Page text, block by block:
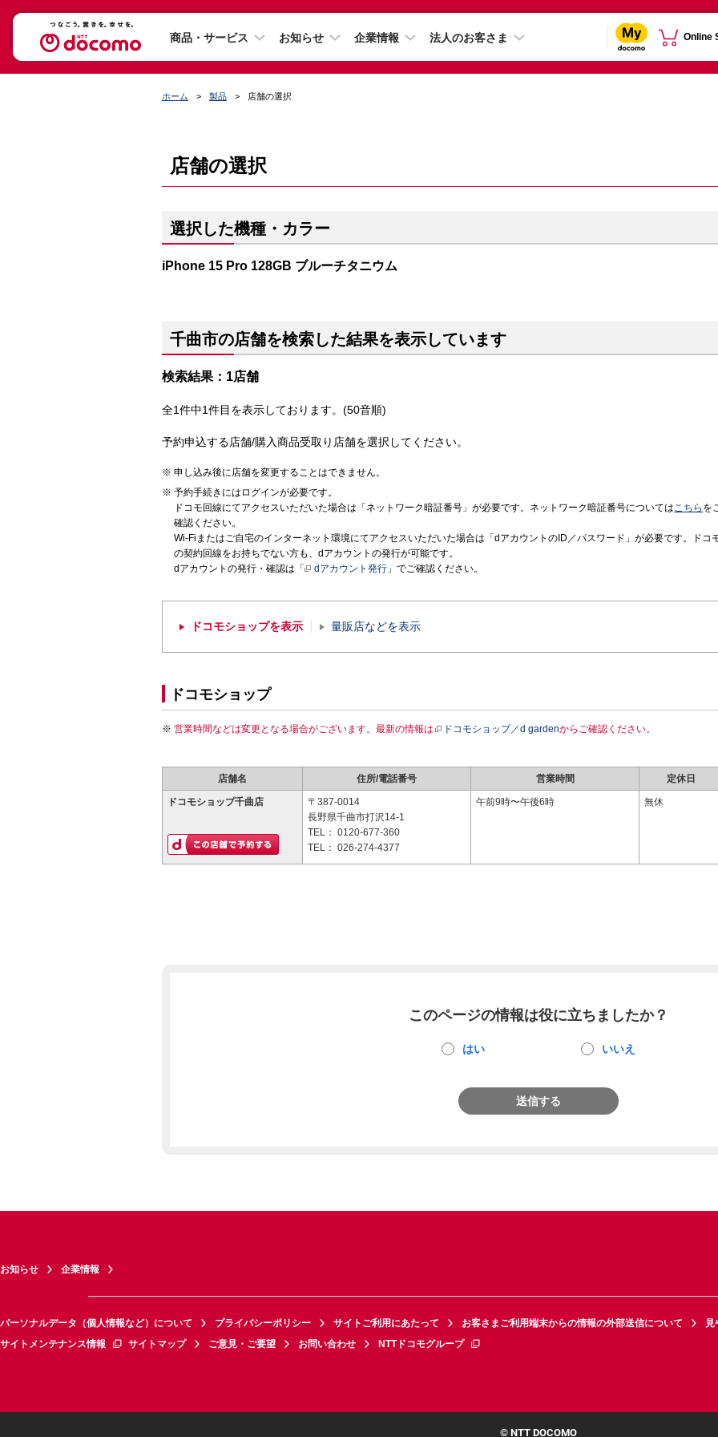
商品・サービス お知らせ 企業情報 法人のお客さま Online
ホーム 製品 店舗の選択
店舗の選択
選択した機種・カラー
iPhone 15 Pro 128GB ブルーチタニウム
千曲市の店舗を検索した結果を表示しています
検索結果：1店舗
全1件中1件目を表示しております。(50音順)
予約申込する店舗/購入商品受取り店舗を選択してください。
申し込み後に店舗を変更することはできません。
予約手続きにはログインが必要です。
ドコモ回線にてアクセスいただいた場合は「ネットワーク暗証番号」が必要です。ネットワーク暗証番号についてはこちら を
確認ください。
Wi-Fiまたはご自宅のインターネット環境にてアクセスいただいた場合は「dアカウントのID／パスワード」が必要です。ドコ
の契約回線をお持ちでない方も、dアカウントの発行が可能です。
dアカウントの発行・確認は「
dアカウント発行 」でご確認ください。
ドコモショップを表示 量販店などを表示
ドコモショップ
営業時間などは変更となる場合がございます。最新の情報は ドコモショップ／d gardenからご確認ください。
店舗名 住所/電話番号 営業時間 定休日
ドコモショップ千曲店
〒387-0014
長野県千曲市打沢14-1
TEL： 0120-677-360
TEL： 026-274-4377
午前9時〜午後6時 無休
このページの情報は役に立ちましたか？
はい いいえ
送信する
お知らせ 企業情報
パーソナルデータ（個人情報など）について プライバシーポリシー サイトご利用にあたって お客さまご利用端末からの情報の外部送信について
見
サイトメンテナンス情報
サイトマップ ご意見・ご要望 お問い合わせ NTTドコモグループ
© NTT DOCOMO